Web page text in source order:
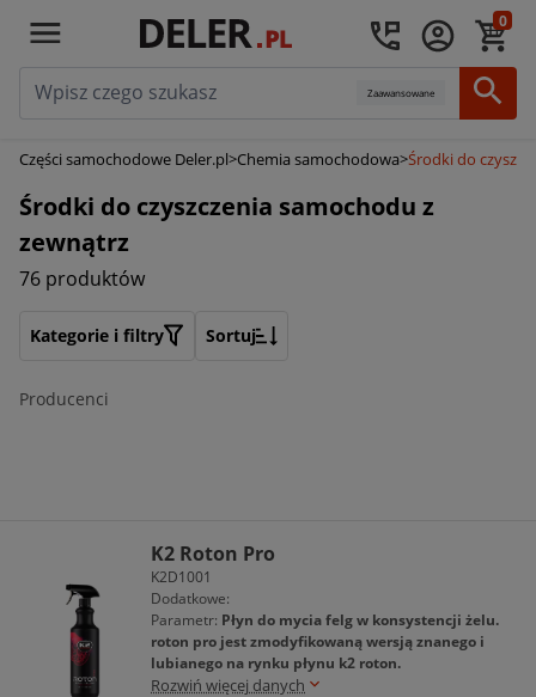
0
Zaawansowane
Części samochodowe Deler.pl>Chemia samochodowa>Środki do
Środki do czyszczenia samochodu z
zewnątrz
76 produktów
Kategorie i filtry Sortuj
Producenci
K2 Roton Pro
K2D1001
Dodatkowe:
Parametr: Płyn do mycia felg w konsystencji żelu.
roton pro jest zmodyfikowaną wersją znanego i
lubianego na rynku płynu k2 roton.
Rozwiń więcej danych